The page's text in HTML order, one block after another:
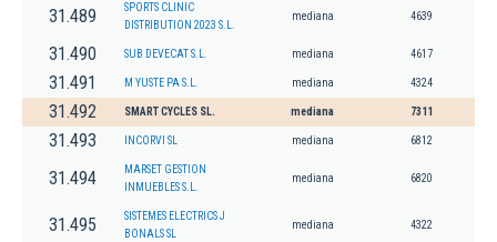
31.489
SPORTS CLINIC
DISTRIBUTION 2023 S.L.
mediana 4639
31.490 SUB DEVECAT S.L. mediana 4617
31.491 M YUSTE PA S.L. mediana 4324
31.492 SMART CYCLES SL. mediana 7311
31.493 INCORVI SL mediana 6812
31.494
MARSET GESTION
INMUEBLES S.L.
mediana 6820
31.495
SISTEMES ELECTRICS J
BONALS SL
mediana 4322